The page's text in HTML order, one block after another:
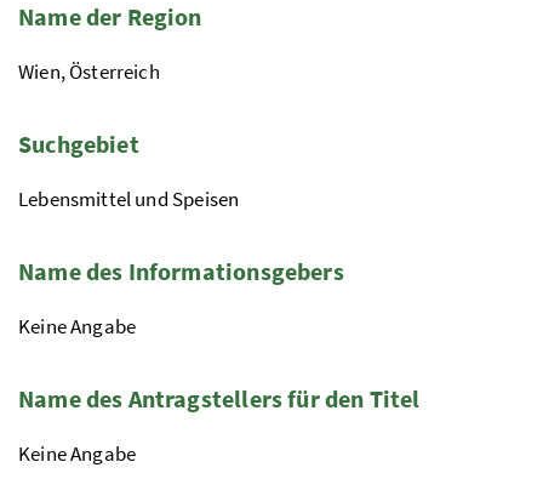
Name der Region
Wien, Österreich
Suchgebiet
Lebensmittel und Speisen
Name des Informationsgebers
Keine Angabe
Name des Antragstellers für den Titel
Keine Angabe